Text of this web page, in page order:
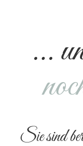
...
Sie sind